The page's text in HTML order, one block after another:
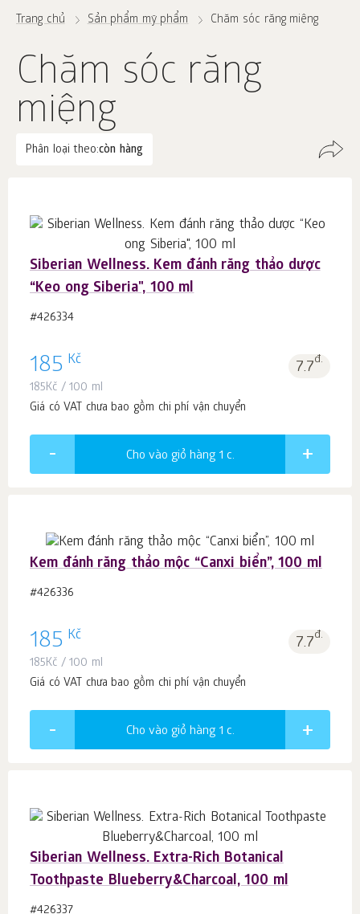
Trang chủ Sản phẩm mỹ phẩm Chăm sóc răng miệng
Chăm sóc răng
miệng
Phân loại theo:còn hàng
Siberian Wellness. Kem đánh răng thảo dược
“Keo ong Siberia", 100 ml
#426334
185 Kč 7.7đ.
185Kč / 100 ml
Giá có VAT chưa bao gồm chi phí vận chuyển
Cho vào giỏ hàng 1 c.
Kem đánh răng thảo mộc “Canxi biển”, 100 ml
#426336
185 Kč 7.7đ.
185Kč / 100 ml
Giá có VAT chưa bao gồm chi phí vận chuyển
Cho vào giỏ hàng 1 c.
Siberian Wellness. Extra-Rich Botanical
Toothpaste Blueberry&Charcoal, 100 ml